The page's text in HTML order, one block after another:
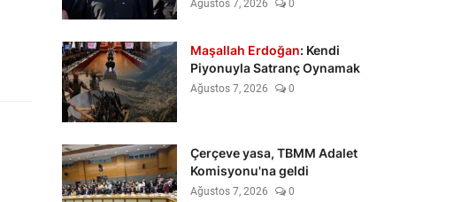
Ağustos 7, 2026 0
Maşallah Erdoğan: Kendi
Piyonuyla Satranç Oynamak
Ağustos 7, 2026 0
Çerçeve yasa, TBMM Adalet
Komisyonu'na geldi
Ağustos 7, 2026 0